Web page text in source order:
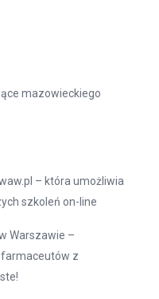
mazowieckiego
– która umożliwia
szkoleń on-line
Warszawie –
farmaceutów z